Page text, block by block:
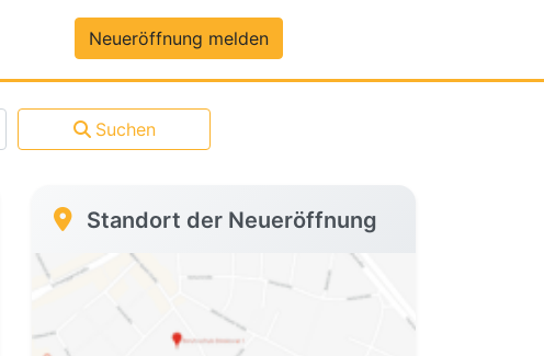
Premium-DatenNeueröffnung melden
Suchen
Standort der Neueröffnung